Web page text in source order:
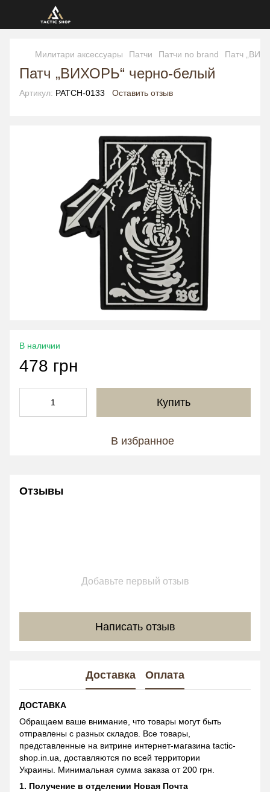
Милитари аксессуары Патчи Патчи no brand Патч
Патч „ВИХОРЬ“ черно-белый
Артикул: PATCH-0133 Оставить отзыв
В наличии
478 грн
Купить
В избранное
Отзывы
Добавьте первый отзыв
Написать отзыв
Доставка Оплата
ДОСТАВКА
Обращаем ваше внимание, что товары могут быть
отправлены с разных складов. Все товары,
представленные на витрине интернет-магазина tactic-
shop.in.ua, доставляются по всей территории
Украины. Минимальная сумма заказа от 200 грн.
1. Получение в отделении Новая Почта